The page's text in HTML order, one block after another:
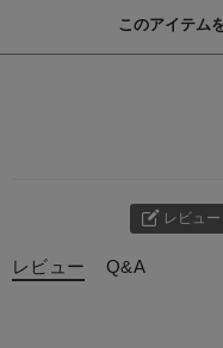
このアイテム
レビュー
レビュー Q&A